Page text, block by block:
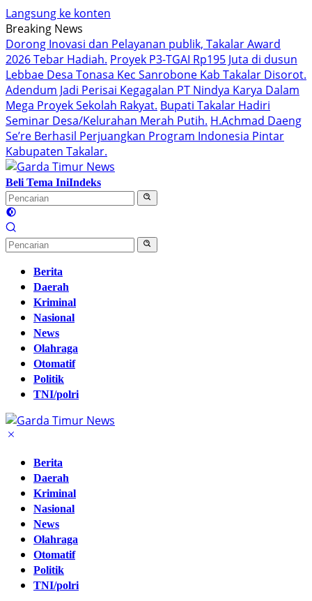
Langsung ke konten
Breaking News
Dorong Inovasi dan Pelayanan publik, Takalar Award
2026 Tebar Hadiah. Proyek P3-TGAI Rp195 Juta di dusun
Lebbae Desa Tonasa Kec Sanrobone Kab Takalar Disorot.
Adendum Jadi Perisai Kegagalan PT Nindya Karya Dalam
Mega Proyek Sekolah Rakyat. Bupati Takalar Hadiri
Seminar Desa/Kelurahan Merah Putih. H.Achmad Daeng
Se’re Berhasil Perjuangkan Program Indonesia Pintar
Kabupaten Takalar.
Beli Tema IniIndeks
Berita
Daerah
Kriminal
Nasional
News
Olahraga
Otomatif
Politik
TNI/polri
Berita
Daerah
Kriminal
Nasional
News
Olahraga
Otomatif
Politik
TNI/polri